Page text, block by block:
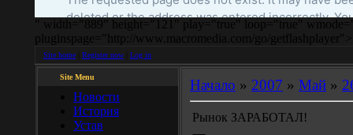
" width="889" height="121" play="true" loop="true"
pluginspage="http://www.macromedia.com/go/getflashplayer">
Site home Register now Log in
Site Menu
Новости
История
Устав
Начало » 2007 » Май »
Рынок ЗАРАБОТАЛ!